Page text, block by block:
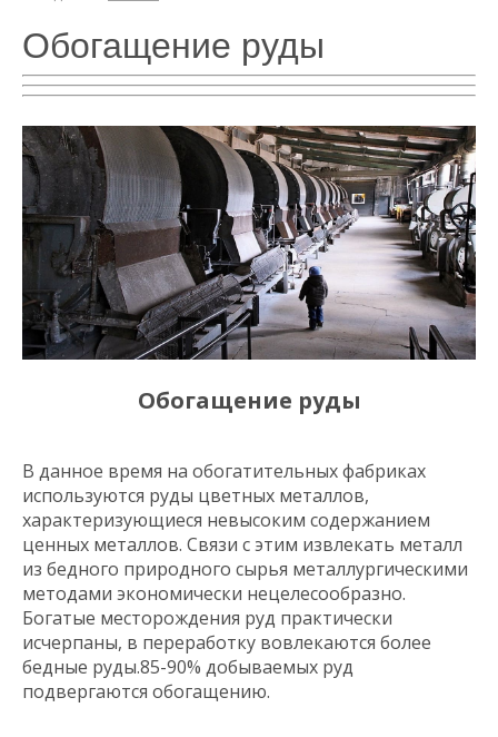
Обогащение руды
Обогащение руды
В данное время на обогатительных фабриках
используются руды цветных металлов,
характеризующиеся невысоким содержанием
ценных металлов. Связи с этим извлекать металл
из бедного природного сырья металлургическими
методами экономически нецелесообразно.
Богатые месторождения руд практически
исчерпаны, в переработку вовлекаются более
бедные руды.85-90% добываемых руд
подвергаются обогащению.